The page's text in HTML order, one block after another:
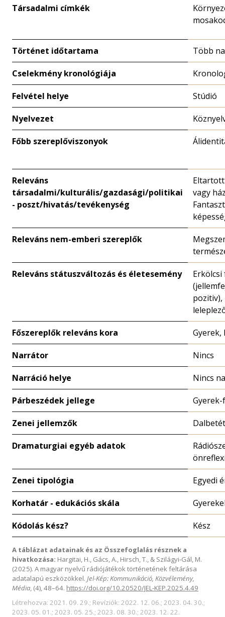
Társadalmi címkék
Történet időtartama Több
Cselekmény kronológiája
Felvétel helye Stúdió
Nyelvezet
Főbb szereplőviszonyok
Releváns
társadalmi/kulturális/gazdasági/politikai
- poszt/hivatás/tevékenység
vagy
Releváns nem-emberi szereplők
Releváns státuszváltozás és életesemény
Erkölcsi
pozitiv),
Főszereplők releváns kora Gyerek,
Narrátor Nincs
Narráció helye Nincs
Párbeszédek jellege
Zenei jellemzők Dalbetét
Dramaturgiai egyéb adatok
Zenei tipológia Egyedi
Korhatár - edukációs skála
Kódolás kész? Kész
A táblázat adatainak és az Összefoglalás résznek a
hivatkozása: Hargitai, H., Gács, A., Hirsch, T., & Szilágyi-Gál, M.
(2025). A magyar nyelvű rádiójátékok történetének feltárása
adatalapú eszközökkel. Jel-Kép: Kommunikáció, Közvélemény,
Média, (4), 48–64. https://doi.org/10.20520/JEL-KEP.2025.4.49
Létrehozva: 2021. 09. 29.; Revíziók: 2022. 12. 06.; 2023. 04. 30.;
2023. 05. 01.; 2023. 05. 25.; 2023. 08. 30.; 2023. 12. 22.